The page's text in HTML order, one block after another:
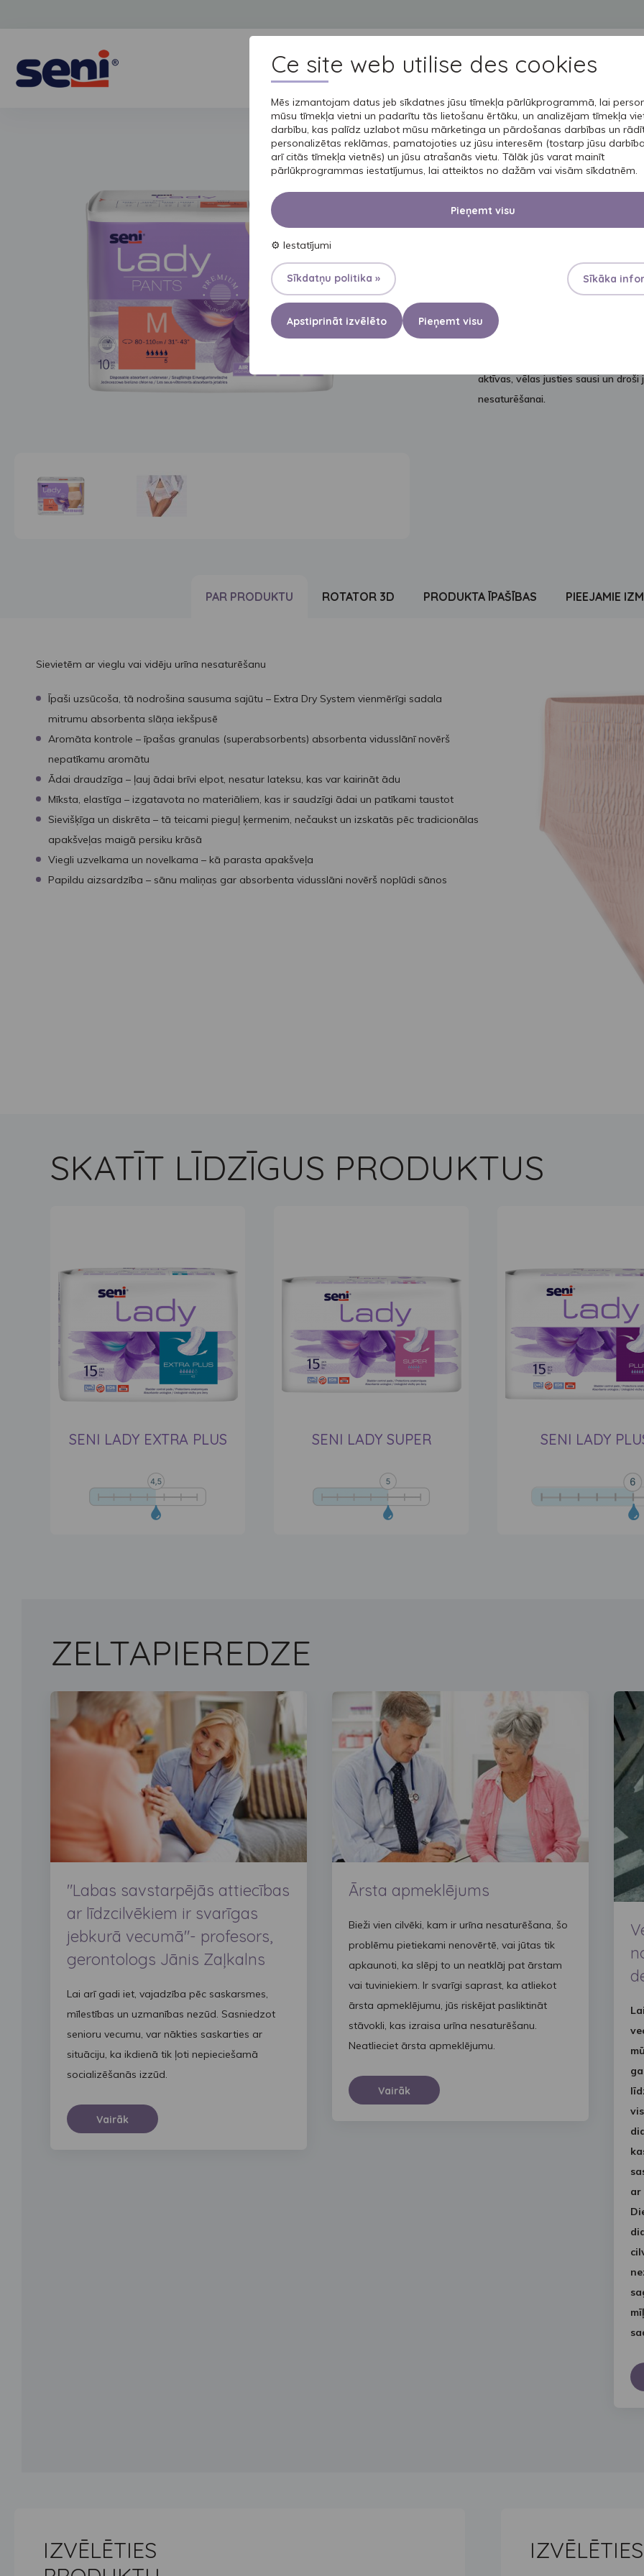
PRODUKTI APRŪPE PROFESIONĀĻIEM ĀDAS KOPŠANA
UZSŪCOŠA APAKŠVEĻA
SENI
PANTS
PAR PRODUKTU
aktīvas, vēlas justies sausi un
nesaturēšanai.
PAR PRODUKTU ROTATOR 3D PRODUKTA ĪPAŠĪBAS PIEEJAMIE
Sievietēm ar vieglu vai vidēju urīna nesaturēšanu
Īpaši uzsūcoša, tā nodrošina sausuma sajūtu – Extra Dry System vienmērīgi sadala
mitrumu absorbenta slāņa iekšpusē
Aromāta kontrole – īpašas granulas (superabsorbents) absorbenta vidusslānī novērš
nepatīkamu aromātu
Ādai draudzīga – ļauj ādai brīvi elpot, nesatur lateksu, kas var kairināt ādu
Mīksta, elastīga – izgatavota no materiāliem, kas ir saudzīgi ādai un patīkami taustot
Sievišķīga un diskrēta – tā teicami pieguļ ķermenim, nečaukst un izskatās pēc tradicionālas
apakšveļas maigā persiku krāsā
Viegli uzvelkama un novelkama – kā parasta apakšveļa
Papildu aizsardzība – sānu maliņas gar absorbenta vidusslāni novērš noplūdi sānos
SKATĪT LĪDZĪGUS PRODUKTUS
SENI LADY EXTRA PLUS SENI LADY SUPER SENI LADY
ZELTAPIEREDZE
"Labas savstarpējās attiecības
ar līdzcilvēkiem ir svarīgas
jebkurā vecumā"- profesors,
gerontologs Jānis Zaļkalns
Lai arī gadi iet, vajadzība pēc saskarsmes,
mīlestības un uzmanības nezūd. Sasniedzot
senioru vecumu, var nākties saskarties ar
situāciju, ka ikdienā tik ļoti nepieciešamā
socializēšanās izzūd.
Vairāk
Ārsta apmeklējums
Bieži vien cilvēki, kam ir urīna nesaturēšana, šo
problēmu pietiekami nenovērtē, vai jūtas tik
apkaunoti, ka slēpj to un neatklāj pat ārstam
vai tuviniekiem. Ir svarīgi saprast, ka atliekot
ārsta apmeklējumu, jūs riskējat pasliktināt
stāvokli, kas izraisa urīna nesaturēšanu.
Neatlieciet ārsta apmeklējumu.
Vairāk
ar
IZVĒLĒTIES
Ce site web utilise des cookies
Mēs izmantojam datus jeb sīkdatnes jūsu tīmekļa pārlūkprogrammā, lai
mūsu tīmekļa vietni un padarītu tās lietošanu ērtāku, un analizējam tīmekļa
darbību, kas palīdz uzlabot mūsu mārketinga un pārdošanas darbības un
personalizētas reklāmas, pamatojoties uz jūsu interesēm (tostarp jūsu
arī citās tīmekļa vietnēs) un jūsu atrašanās vietu. Tālāk jūs varat mainīt
pārlūkprogrammas iestatījumus, lai atteiktos no dažām vai visām sīkdatnēm.
Pieņemt visu
⚙ Iestatījumi
Sīkdatņu politika » Sīkāka
Apstiprināt izvēlēto Pieņemt visu